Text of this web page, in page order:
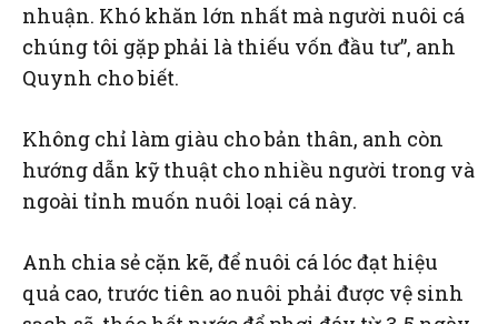
nhuận. Khó khăn lớn nhất mà người nuôi cá
chúng tôi gặp phải là thiếu vốn đầu tư”, anh
Quynh cho biết.
Không chỉ làm giàu cho bản thân, anh còn
hướng dẫn kỹ thuật cho nhiều người trong và
ngoài tỉnh muốn nuôi loại cá này.
Anh chia sẻ cặn kẽ, để nuôi cá lóc đạt hiệu
quả cao, trước tiên ao nuôi phải được vệ sinh